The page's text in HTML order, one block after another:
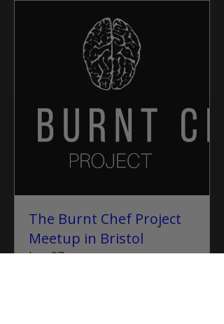
The Burnt Chef Project
Meetup in Bristol
lun, 27 ene